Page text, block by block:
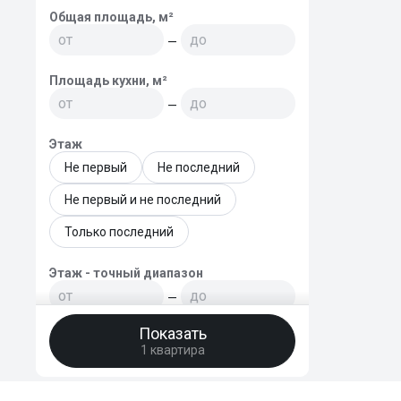
Общая площадь, м²
—
Площадь кухни, м²
—
Этаж
Не первый
Не последний
Не первый и не последний
Только последний
Этаж - точный диапазон
—
Этажей в доме
—
Показать
1 квартира